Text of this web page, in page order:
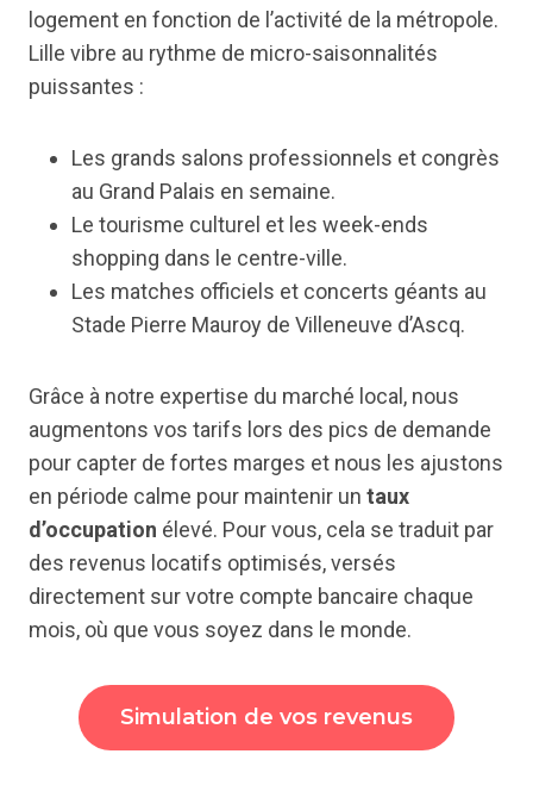
logement en fonction de l’activité de la métropole.
Lille vibre au rythme de micro-saisonnalités
puissantes :
Les grands salons professionnels et congrès
au Grand Palais en semaine.
Le tourisme culturel et les week-ends
shopping dans le centre-ville.
Les matches officiels et concerts géants au
Stade Pierre Mauroy de Villeneuve d’Ascq.
Grâce à notre expertise du marché local, nous
augmentons vos tarifs lors des pics de demande
pour capter de fortes marges et nous les ajustons
en période calme pour maintenir un taux
d’occupation élevé. Pour vous, cela se traduit par
des revenus locatifs optimisés, versés
directement sur votre compte bancaire chaque
mois, où que vous soyez dans le monde.
Simulation de vos revenus